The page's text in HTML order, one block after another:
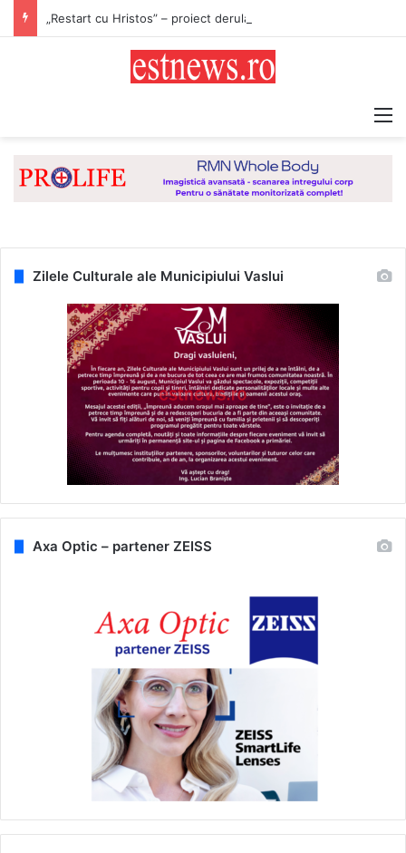
Zilele Culturale ale Municipiului Vaslui
Axa Optic – partener ZEISS